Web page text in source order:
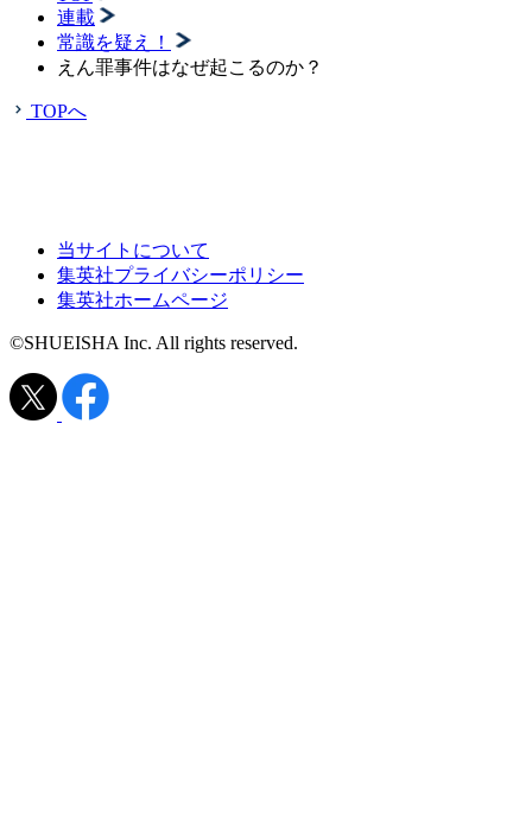
連載
常識を疑え！
えん罪事件はなぜ起こるのか？
TOPへ
当サイトについて
集英社プライバシーポリシー
集英社ホームページ
©SHUEISHA Inc. All rights reserved.